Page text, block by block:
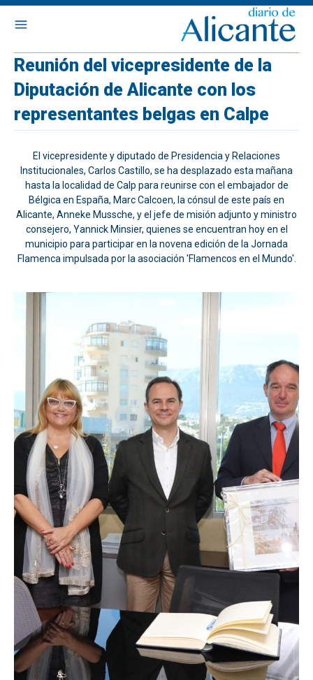
Reunión del vicepresidente de la
Diputación de Alicante con los
representantes belgas en Calpe
El vicepresidente y diputado de Presidencia y Relaciones
Institucionales, Carlos Castillo, se ha desplazado esta mañana
hasta la localidad de Calp para reunirse con el embajador de
Bélgica en España, Marc Calcoen, la cónsul de este país en
Alicante, Anneke Mussche, y el jefe de misión adjunto y ministro
consejero, Yannick Minsier, quienes se encuentran hoy en el
municipio para participar en la novena edición de la Jornada
Flamenca impulsada por la asociación 'Flamencos en el Mundo'.